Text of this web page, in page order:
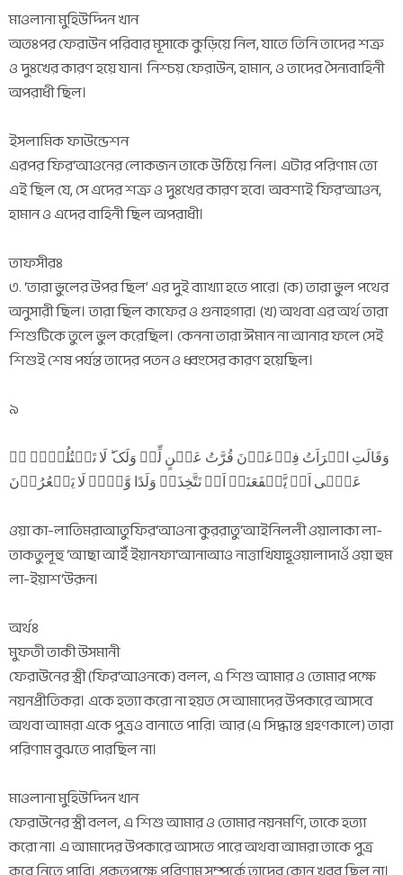
মাওলানা মুহিউদ্দিন খান
অতঃপর ফেরাউন পরিবার মূসাকে কুড়িয়ে নিল, যাতে তিনি তাদের শত্রু
ও দুঃখের কারণ হয়ে যান। নিশ্চয় ফেরাউন, হামান, ও তাদের সৈন্যবাহিনী
অপরাধী ছিল।
ইসলামিক ফাউন্ডেশন
এরপর ফির‘আওনের লোকজন তাকে উঠিয়ে নিল। এটার পরিণাম তো
এই ছিল যে, সে এদের শত্রু ও দুঃখের কারণ হবে। অবশ্যই ফির‘আওন,
হামান ও এদের বাহিনী ছিল অপরাধী।
তাফসীরঃ
৩. ‘তারা ভুলের উপর ছিল’ এর দুই ব্যাখ্যা হতে পারে। (ক) তারা ভুল পথের
অনুসারী ছিল। তারা ছিল কাফের ও গুনাহগার। (খ) অথবা এর অর্থ তারা
শিশুটিকে তুলে ভুল করেছিল। কেননা তারা ঈমান না আনার ফলে সেই
শিশুই শেষ পর্যন্ত তাদের পতন ও ধ্বংসের কারণ হয়েছিল।
৯
وَقَالَتِ امۡرَاَتُ فِرۡعَوۡنَ قُرَّتُ عَیۡنٍ لِّیۡ وَلَکَ ؕ لَا تَقۡتُلُوۡہُ ٭ۖ
عَسٰۤی اَنۡ یَّنۡفَعَنَاۤ اَوۡ نَتَّخِذَہٗ وَلَدًا وَّہُمۡ لَا یَشۡعُرُوۡنَ
ওয়া কা-লাতিমরাআতুফির‘আওনা কুররাতু‘আইনিললী ওয়ালাকা লা-
তাকতুলূহু ‘আছা আইঁ ইয়ানফা‘আনাআও নাত্তাখিযাহূওয়ালাদাওঁ ওয়া হুম
লা-ইয়াশ‘উরূন।
অর্থঃ
মুফতী তাকী উসমানী
ফেরাউনের স্ত্রী (ফির‘আওনকে) বলল, এ শিশু আমার ও তোমার পক্ষে
নয়নপ্রীতিকর। একে হত্যা করো না হয়ত সে আমাদের উপকারে আসবে
অথবা আমরা একে পুত্রও বানাতে পারি। আর (এ সিদ্ধান্ত গ্রহণকালে) তারা
পরিণাম বুঝতে পারছিল না।
মাওলানা মুহিউদ্দিন খান
ফেরাউনের স্ত্রী বলল, এ শিশু আমার ও তোমার নয়নমণি, তাকে হত্যা
করো না। এ আমাদের উপকারে আসতে পারে অথবা আমরা তাকে পুত্র